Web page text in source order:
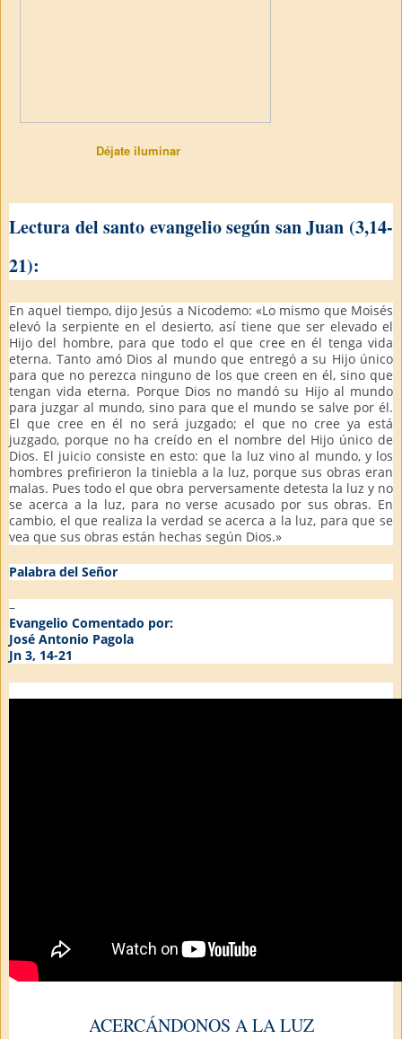
Déjate iluminar
Lectura del santo evangelio según san Juan (3,14-
21):
En aquel tiempo, dijo Jesús a Nicodemo: «Lo mismo que Moisés
elevó la serpiente en el desierto, así tiene que ser elevado el
Hijo del hombre, para que todo el que cree en él tenga vida
eterna. Tanto amó Dios al mundo que entregó a su Hijo único
para que no perezca ninguno de los que creen en él, sino que
tengan vida eterna. Porque Dios no mandó su Hijo al mundo
para juzgar al mundo, sino para que el mundo se salve por él.
El que cree en él no será juzgado; el que no cree ya está
juzgado, porque no ha creído en el nombre del Hijo único de
Dios. El juicio consiste en esto: que la luz vino al mundo, y los
hombres prefirieron la tiniebla a la luz, porque sus obras eran
malas. Pues todo el que obra perversamente detesta la luz y no
se acerca a la luz, para no verse acusado por sus obras. En
cambio, el que realiza la verdad se acerca a la luz, para que se
vea que sus obras están hechas según Dios.»
Palabra del Señor
–
Evangelio Comentado por:
José Antonio Pagola
Jn 3, 14-21
ACERCÁNDONOS A LA LUZ